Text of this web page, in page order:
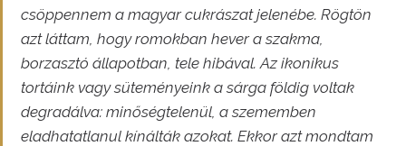
csöppennem a magyar cukrászat jelenébe. Rögtön
azt láttam, hogy romokban hever a szakma,
borzasztó állapotban, tele hibával. Az ikonikus
tortáink vagy süteményeink a sárga földig voltak
degradálva: minőségtelenül, a szememben
eladhatatlanul kínálták azokat. Ekkor azt mondtam